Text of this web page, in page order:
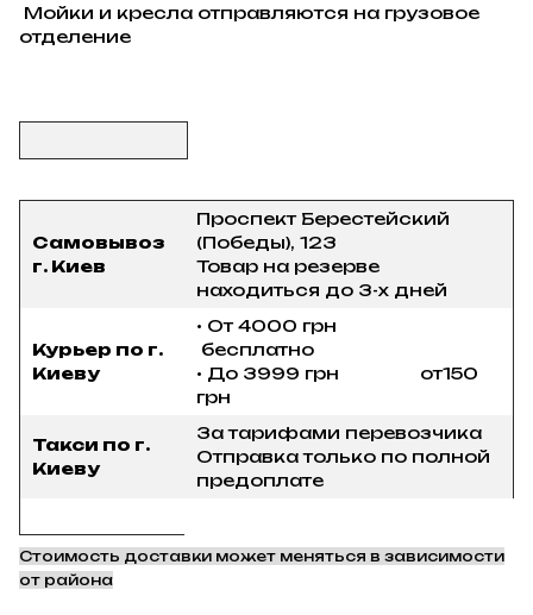
Мойки и кресла отправляются на грузовое
отделение
Самовывоз
г. Киев
Проспект Берестейский
(Победы), 123
Товар на резерве
находиться до 3-х дней
Курьер по г.
Киеву
• От 4000 грн
бесплатно
• До 3999 грн от150
грн
Такси по г.
Киеву
За тарифами перевозчика
Отправка только по полной
предоплате
Стоимость доставки может меняться в зависимости
от района